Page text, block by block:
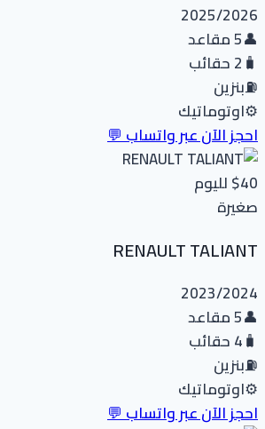
2025/2026
👤5 مقاعد
🧳2 حقائب
⛽بنزين
⚙️اوتوماتيك
احجز الآن عبر واتساب 💬
$40لليوم
صغيرة
RENAULT TALIANT
2023/2024
👤5 مقاعد
🧳4 حقائب
⛽بنزين
⚙️اوتوماتيك
احجز الآن عبر واتساب 💬